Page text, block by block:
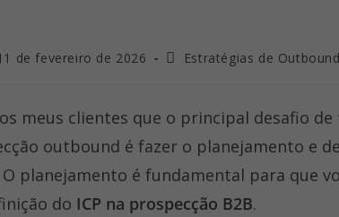
de fevereiro de 2026
Categoria
Estratégias de Outbound
meus clientes que o principal desafio
outbound é fazer o planejamento e
O planejamento é fundamental para que
do ICP na prospecção B2B.